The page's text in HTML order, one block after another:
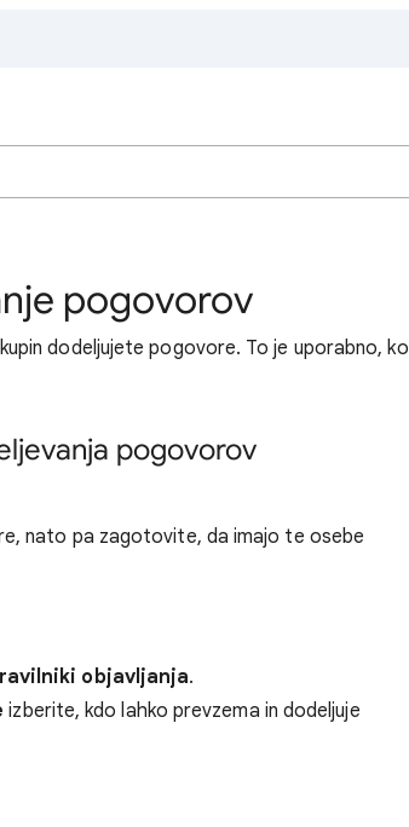
pogovorov
dodeljujete pogovore. To je uporabno, ko
pogovorov
nato pa zagotovite, da imajo te osebe
objavljanja.
izberite, kdo lahko prevzema in dodeljuje